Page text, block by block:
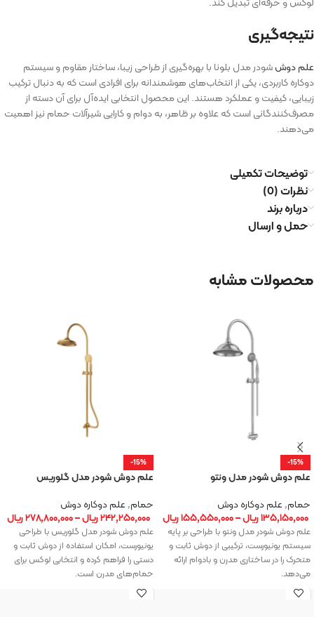
نتیجه‌گیری
علم دوششودر مدل بلونا با بهره‌گیری از طراحی زیبا، ساختار مقاوم و سیستم
دوکاره کاربردی، یکی از انتخاب‌های هوشمندانه برای افرادی است که به دنبال ترکیب
زیبایی، کیفیت و عملکرد هستند. این محصول انتخابی ایده‌آل برای آن دسته از
مصرف‌کنندگانی است که علاوه بر ظاهر، به دوام و کارایی شیرآلات حمام نیز اهمیت
می‌دهند.
توضیحات تکمیلی
نظرات (0)
درباره برند
حمل و ارسال
محصولات مشابه
-15%
علم دوش شودر مدل ونتو
حمام, علم دوکاره دوش
۱۳۵,۱۵۰,۰۰۰ریال–۱۵۵,۵۵۰,۰۰۰ریال
علم دوش شودر مدل ونتو با طراحی بر پایه
سیستم یونیورست، ترکیبی از دوش ثابت و
متحرک را در ساختاری مدرن و بادوام ارائه
می‌دهد.
-15%
علم دوش شودر مدل گلوریس
حمام, علم دوکاره دوش
۲۴۲,۲۵۰,۰۰۰ریال–۲۷۸,۸۰۰,۰۰۰ریال
علم دوش شودر مدل گلوریس با طراحی
یونیورست، امکان استفاده از دوش ثابت و
دستی را فراهم کرده و انتخابی لوکس برای
حمام‌های مدرن است.